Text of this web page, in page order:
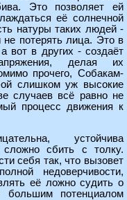
Это позволяет ей
её солнечной
натуры таких людей -
потерять лица. Это в
вот в других - создаёт
делая их
прочего, Собакам-
слишком уж высокие
случаев всё равно не
процесс движения к
устойчива
сложно сбить с толку.
себя так, что вызовет
недоверчивости,
её ложно судить о
большим потенциалом